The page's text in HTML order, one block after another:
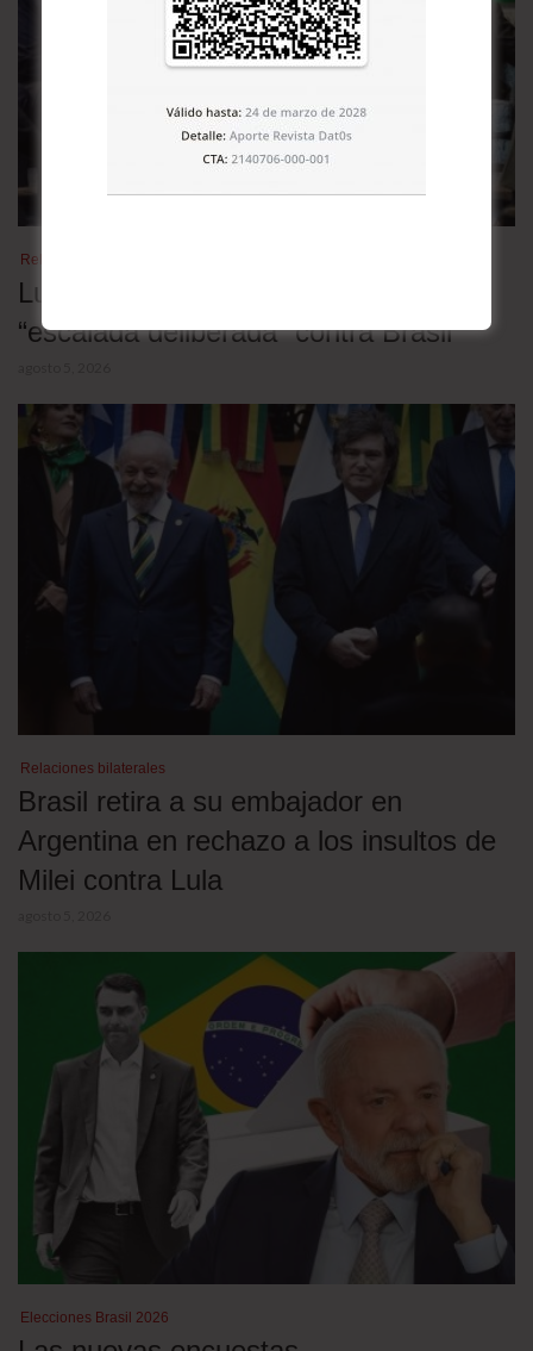
Relaciones bilaterales
Lula desafió a Trump y denunció una
“escalada deliberada” contra Brasil
Relaciones bilaterales
Brasil retira a su embajador en
Argentina en rechazo a los insultos de
Milei contra Lula
Elecciones Brasil 2026